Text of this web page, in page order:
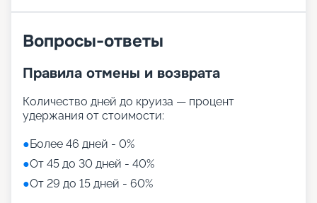
Вопросы-ответы
Правила отмены и возврата
Количество дней до круиза — процент
удержания от стоимости:
●Более 46 дней - 0%
●От 45 до 30 дней - 40%
●От 29 до 15 дней - 60%